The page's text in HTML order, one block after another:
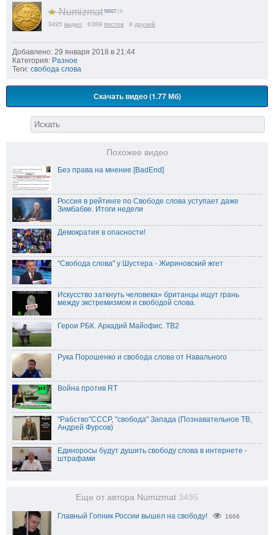
★Numizmat 56927 | 0
3495 видео 6389 постов 8 друзей
Добавлено: 29 января 2018 в 21:44
Категория: Разное
Теги: свобода слова
Скачать видео (1.77 Мб)
Похожее видео
Без права на мнение [BadEnd]
Россия в рейтинге по Свободе слова уступает даже
Зимбабве. Итоги недели
Демократия в опасности!
"Свобода слова" у Шустера - Жириновский жгет
Искусство заткнуть человека» британцы ищут грань
между экстремизмом и свободой слова.
Герои РБК. Аркадий Майофис. ТВ2
Рука Порошенко и свобода слова от Навального
Война против RT
"Рабство"СССР, "свобода" Запада (Познавательное ТВ,
Андрей Фурсов)
Единоросы будут душить свободу слова в интернете -
штрафами
Еще от автора Numizmat 3495
Главный Гопник России вышел на свободу! 1666